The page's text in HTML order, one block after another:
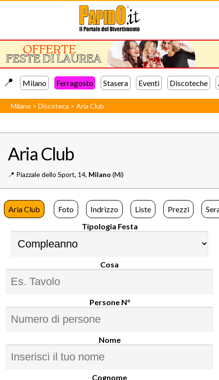
📍️ Milano Ferragosto Stasera Eventi Discoteche
Milano >Discoteca >Aria Club
Aria Club
📍️ Piazzale dello Sport, 14, Milano (Mi)
Aria Club Foto Indrizzo Liste Prezzi
Tipologia Festa
Cosa
Persone N°
Nome
Cognome